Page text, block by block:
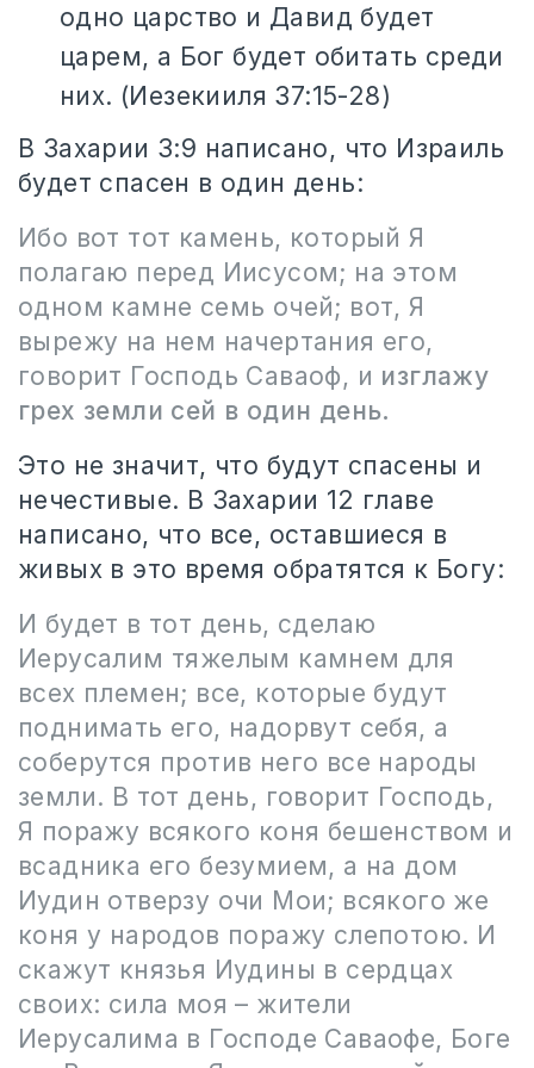
одно царство и Давид будет
царем, а Бог будет обитать среди
них. (Иезекииля 37:15-28)
В Захарии 3:9 написано, что Израиль
будет спасен в один день:
Ибо вот тот камень, который Я
полагаю перед Иисусом; на этом
одном камне семь очей; вот, Я
вырежу на нем начертания его,
говорит Господь Саваоф, и изглажу
грех земли сей в один день.
Это не значит, что будут спасены и
нечестивые. В Захарии 12 главе
написано, что все, оставшиеся в
живых в это время обратятся к Богу:
И будет в тот день, сделаю
Иерусалим тяжелым камнем для
всех племен; все, которые будут
поднимать его, надорвут себя, а
соберутся против него все народы
земли. В тот день, говорит Господь,
Я поражу всякого коня бешенством и
всадника его безумием, а на дом
Иудин отверзу очи Мои; всякого же
коня у народов поражу слепотою. И
скажут князья Иудины в сердцах
своих: сила моя – жители
Иерусалима в Господе Саваофе, Боге